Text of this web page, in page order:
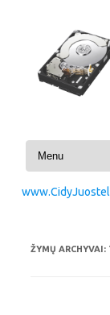
Pereiti prie turinio
ŽYMŲ ARCHYVAI: